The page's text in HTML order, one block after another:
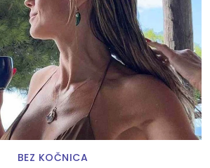
BEZ KOČNICA